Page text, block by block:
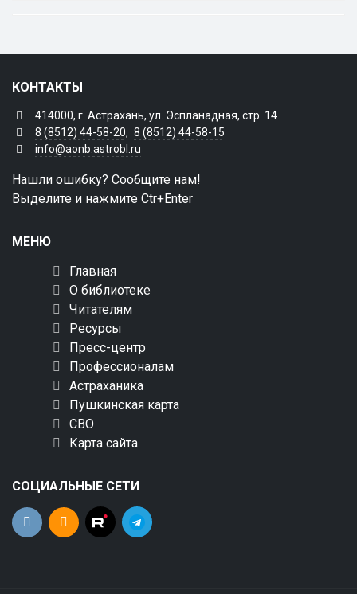
КОНТАКТЫ
414000, г. Астрахань, ул. Эспланадная, стр. 14
8 (8512) 44-58-20, 8 (8512) 44-58-15
info@aonb.astrobl.ru
Нашли ошибку? Сообщите нам!
Выделите и нажмите Ctr+Enter
МЕНЮ
Главная
О библиотеке
Читателям
Ресурсы
Пресс-центр
Профессионалам
Астраханика
Пушкинская карта
СВО
Карта сайта
СОЦИАЛЬНЫЕ СЕТИ